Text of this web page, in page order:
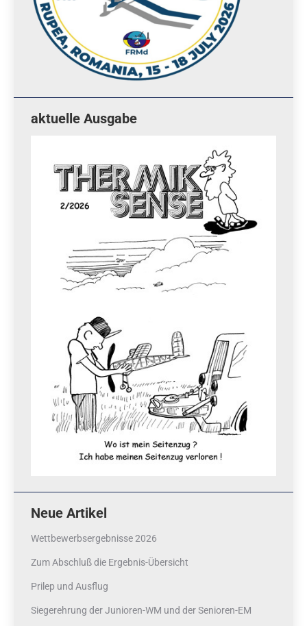
aktuelle Ausgabe
Neue Artikel
Wettbewerbsergebnisse 2026
Zum Abschluß die Ergebnis-Übersicht
Prilep und Ausflug
Siegerehrung der Junioren-WM und der Senioren-EM